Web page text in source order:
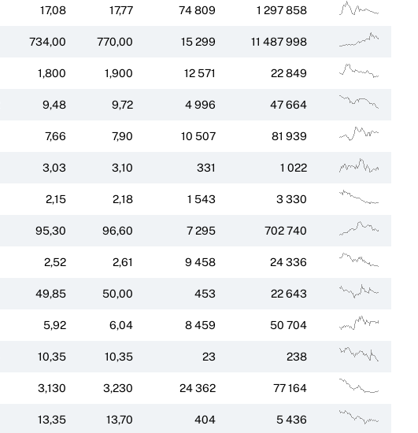
17,08 17,77 74 809 1 297 858
734,00 770,00 15 299 11 487 998
1,800 1,900 12 571 22 849
9,48 9,72 4 996 47 664
7,66 7,90 10 507 81 939
3,03 3,10 331 1 022
2,15 2,18 1 543 3 330
95,30 96,60 7 295 702 740
2,52 2,61 9 458 24 336
49,85 50,00 453 22 643
5,92 6,04 8 459 50 704
10,35 10,35 23 238
3,130 3,230 24 362 77 164
13,35 13,70 404 5 436